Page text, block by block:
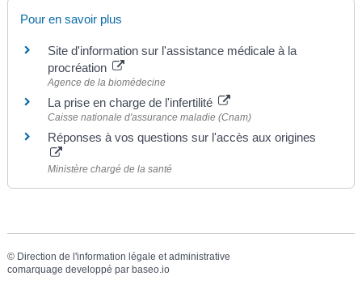
Pour en savoir plus
Site d'information sur l'assistance médicale à la
procréation
Agence de la biomédecine
La prise en charge de l'infertilité
Caisse nationale d'assurance maladie (Cnam)
Réponses à vos questions sur l'accès aux origines
Ministère chargé de la santé
© Direction de l'information légale et administrative
comarquage developpé par baseo.io